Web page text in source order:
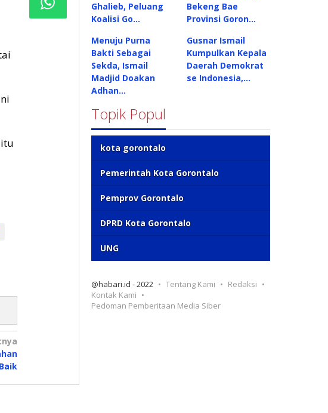
Ghalieb, Peluang
Koalisi Go…
Bekeng Bae
Provinsi Goron…
Menuju Purna
Bakti Sebagai
Sekda, Ismail
Madjid Doakan
Adhan…
Gusnar Ismail
Kumpulkan Kepala
Daerah Demokrat
se Indonesia,…
Topik Popul
kota gorontalo
Pemerintah Kota Gorontalo
Pemprov Gorontalo
DPRD Kota Gorontalo
UNG
@habari.id - 2022 Tentang Kami
Redaksi
Kontak Kami
Pedoman Pemberitaan Media Siber